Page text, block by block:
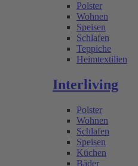
Polster
Wohnen
Speisen
Schlafen
Teppiche
Heimtextilien
Interliving
Polster
Wohnen
Schlafen
Speisen
Küchen
Bäder